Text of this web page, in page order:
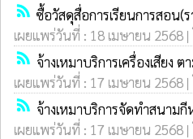
rss_feed ซื้อวัสดุสื่อการเรียนการสอน(
เผยแพร่วันที่ : 18 เมษายน 2568
rss_feed จ้างเหมาบริการเครื่องเสียง
เผยแพร่วันที่ : 17 เมษายน 2568
rss_feed จ้างเหมาบริการจัดทำสนาม
เผยแพร่วันที่ : 17 เมษายน 2568